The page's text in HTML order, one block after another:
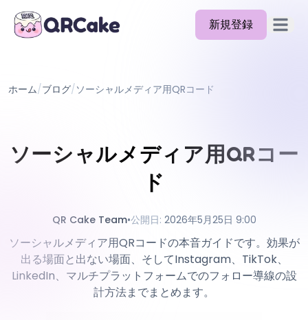
新規登録 メイン
料金
ドキュメント
ホーム/ブログ/ ソーシャルメディア用QRコード
ソーシャルメディア用QRコー
ド
QR Cake Team•公開日: 2026年5月25日 9:00
ソーシャルメディア用QRコードの本音ガイドです。効果が
出る場面と出ない場面、そしてInstagram、TikTok、
LinkedIn、マルチプラットフォームでのフォロー導線の設
計方法までまとめます。